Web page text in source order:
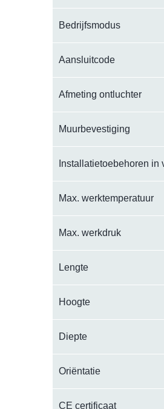
Bedrijfsmodus
Aansluitcode
Afmeting ontluchter
Muurbevestiging
Installatietoebehoren in
Max. werktemperatuur
Max. werkdruk
Lengte
Hoogte
Diepte
Oriëntatie
CE certificaat